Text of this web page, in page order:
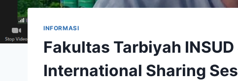
INFORMASI
Fakultas Tarbiyah
International Sharing